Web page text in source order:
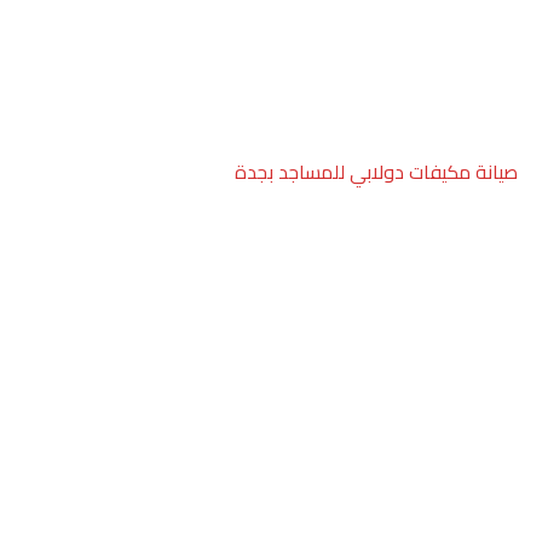
صيانة مكيفات دولابي للمساجد بجدة